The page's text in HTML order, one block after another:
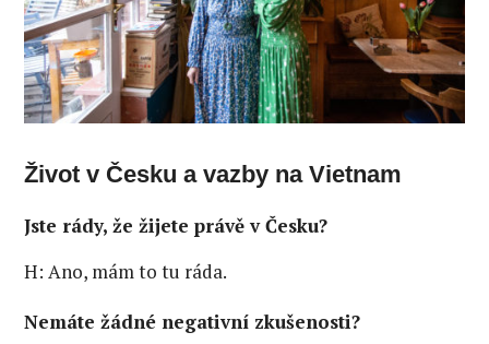
Život v Česku a vazby na Vietnam
Jste rády, že žijete právě v Česku?
H: Ano, mám to tu ráda.
Nemáte žádné negativní zkušenosti?